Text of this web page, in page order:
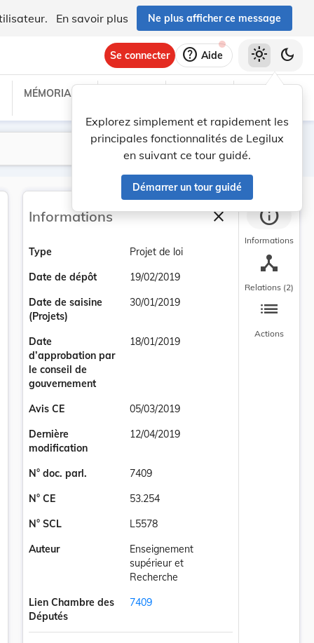
En savoir plus Ne plus afficher ce message
Se connecter help Aide
Explorez simplement et rapidement les
principales fonctionnalités de Legilux
en suivant ce tour guidé.
Démarrer un tour guidé
light_mode dark_mode
MÉMORIAL C
Lancer la recherche
Filtres
octobre 2016 relative à la reconnaissance des qualifications
Informations closeFermer la barre
Type
Projet de loi
Date de dépôt
19/02/2019
Date de saisine
(Projets)
30/01/2019
Date
d’approbation par
le conseil de
gouvernement
18/01/2019
Avis CE
05/03/2019
Dernière
modification
12/04/2019
N° doc. parl.
7409
N° CE
53.254
N° SCL
L5578
Auteur
Enseignement
supérieur et
Recherche
Lien Chambre des
Députés
7409
info
Informations
device_hub
Relations (2)
list
Actions